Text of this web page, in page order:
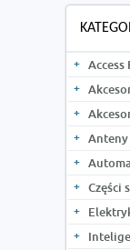
Access
Anteny
Części